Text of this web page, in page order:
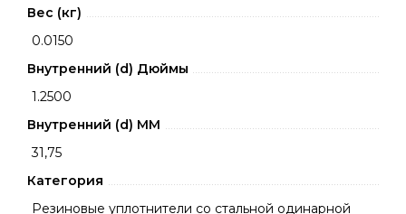
Вес (кг)
0.0150
Внутренний (d) Дюймы
1.2500
Внутренний (d) ММ
31,75
Категория
Резиновые уплотнители со стальной одинарной